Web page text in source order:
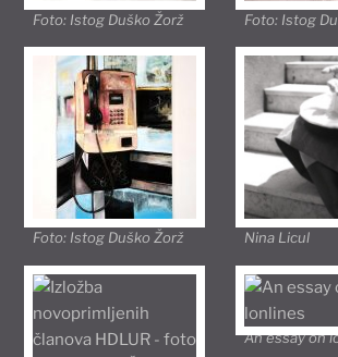
Foto: Istog Duško Žorž Foto: Istog
Foto: Istog Duško Žorž Nina Licul
An essay on